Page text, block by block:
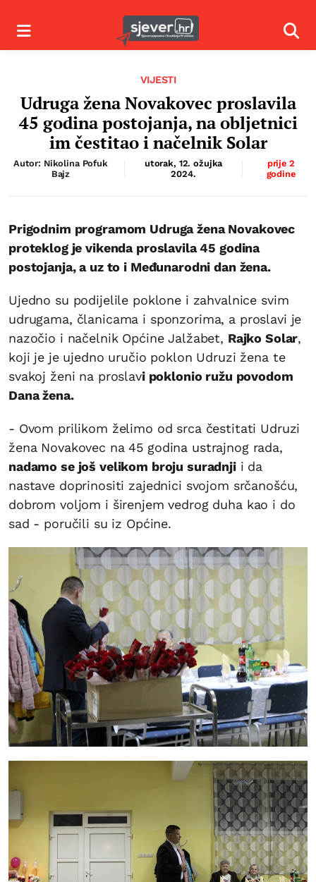
Izbornik
VIJESTI
Udruga žena Novakovec proslavila
45 godina postojanja, na obljetnici
im čestitao i načelnik Solar
Autor: Nikolina Pofuk
Bajz
utorak, 12. ožujka
2024.
prije 2
godine
Prigodnim programom Udruga žena Novakovec
proteklog je vikenda proslavila 45 godina
postojanja, a uz to i Međunarodni dan žena.
Ujedno su podijelile poklone i zahvalnice svim
udrugama, članicama i sponzorima, a proslavi je
nazočio i načelnik Općine Jalžabet, Rajko Solar,
koji je je ujedno uručio poklon Udruzi žena te
svakoj ženi na proslavi poklonio ružu povodom
Dana žena.
- Ovom prilikom želimo od srca čestitati Udruzi
žena Novakovec na 45 godina ustrajnog rada,
nadamo se još velikom broju suradnjii da
nastave doprinositi zajednici svojom srčanošću,
dobrom voljom i širenjem vedrog duha kao i do
sad - poručili su iz Općine.